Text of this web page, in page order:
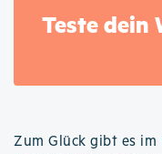
Teste dein
Zum Glück gibt es im